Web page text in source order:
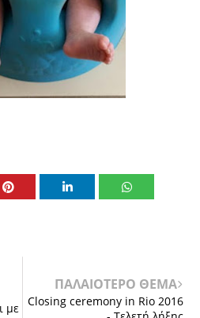
με
ΠΑΛΑΙΟΤΕΡΟ ΘΕΜΑ
Closing ceremony in Rio 2016